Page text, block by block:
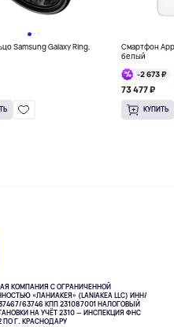
Samsung Galaxy Ring,
Смартфон
белый
-2 673 ₽
73 477 ₽
КУПИТЬ
КОМПАНИЯ С ОГРАНИЧЕННОЙ
«ЛАНИАКЕЯ» (LANIAKEA LLC) ИНН/
63746 КПП 231087001НАЛОГОВЫЙ
НА УЧЁТ 2310 — ИНСПЕКЦИЯ ФНС
ПО Г. КРАСНОДАРУ